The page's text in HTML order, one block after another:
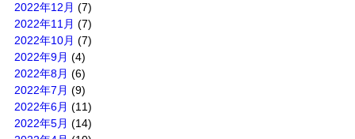
2022年12月 (7)
2022年11月 (7)
2022年10月 (7)
2022年9月 (4)
2022年8月 (6)
2022年7月 (9)
2022年6月 (11)
2022年5月 (14)